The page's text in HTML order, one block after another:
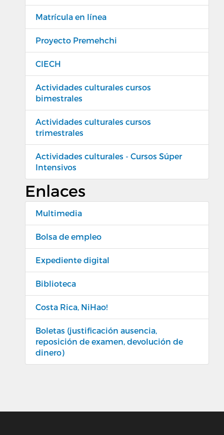
Matrícula en línea
Proyecto Premehchi
CIECH
Actividades culturales cursos
bimestrales
Actividades culturales cursos
trimestrales
Actividades culturales - Cursos Súper
Intensivos
Enlaces
Multimedia
Bolsa de empleo
Expediente digital
Biblioteca
Costa Rica, NiHao!
Boletas (justificación ausencia,
reposición de examen, devolución de
dinero)